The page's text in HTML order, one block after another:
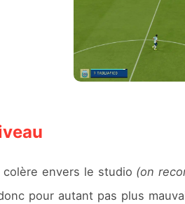
envers le studio (on
pour autant pas plus